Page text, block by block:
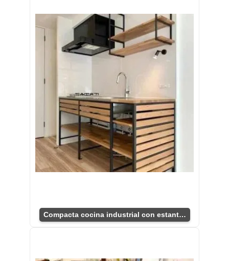
Compacta cocina industrial con estantes prácticos